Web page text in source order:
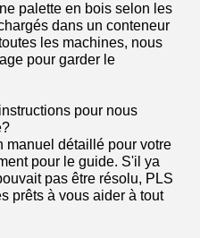
palette en bois selon les
dans un conteneur
les machines, nous
pour garder le
pour nous
manuel détaillé pour votre
pour le guide. S'il ya
pas être résolu, PLS
prêts à vous aider à tout